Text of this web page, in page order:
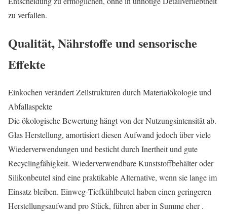
zu verfallen.
Qualität, Nährstoffe und sensorische
Effekte
Einkochen verändert Zellstrukturen durch Materialökologie und
Abfallaspekte
Die ökologische Bewertung hängt von der Nutzungsintensität ab.
Glas Herstellung, amortisiert diesen Aufwand jedoch über viele
Wiederverwendungen und besticht durch Inertheit und gute
Recyclingfähigkeit. Wiederverwendbare Kunststoffbehälter oder
Silikonbeutel sind eine praktikable Alternative, wenn sie lange im
Einsatz bleiben. Einweg‑Tiefkühlbeutel haben einen geringeren
Herstellungsaufwand pro Stück, führen aber in Summe eher .